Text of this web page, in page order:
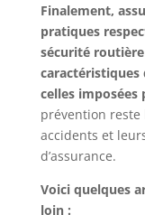
Finalement,
pratiques
sécurité
caractéristiques
celles imposées
prévention reste
accidents et
d’assurance.
Voici quelques
loin :